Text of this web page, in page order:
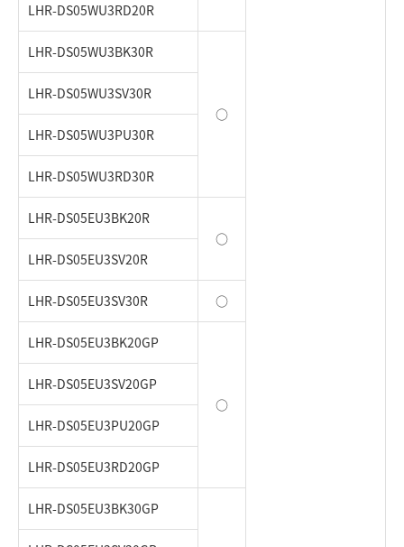
LHR-DS05WU3RD20R
LHR-DS05WU3BK30R
○
LHR-DS05WU3SV30R
LHR-DS05WU3PU30R
LHR-DS05WU3RD30R
LHR-DS05EU3BK20R
○
LHR-DS05EU3SV20R
LHR-DS05EU3SV30R ○
LHR-DS05EU3BK20GP
○
LHR-DS05EU3SV20GP
LHR-DS05EU3PU20GP
LHR-DS05EU3RD20GP
LHR-DS05EU3BK30GP